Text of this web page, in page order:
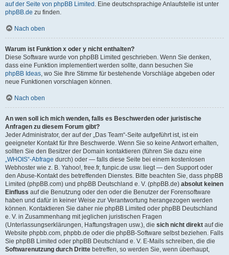
auf der Seite von phpBB Limited . Eine deutschsprachige Anlaufstelle ist unter
phpBB.de zu finden.
Nach oben
Warum ist Funktion x oder y nicht enthalten?
Diese Software wurde von phpBB Limited geschrieben. Wenn Sie denken,
dass eine Funktion implementiert werden sollte, dann besuchen Sie
phpBB Ideas, wo Sie Ihre Stimme für bestehende Vorschläge abgeben oder
neue Funktionen vorschlagen können.
Nach oben
An wen soll ich mich wenden, falls es Beschwerden oder juristische
Anfragen zu diesem Forum gibt?
Jeder Administrator, der auf der „Das Team“-Seite aufgeführt ist, ist ein
geeigneter Kontakt für Ihre Beschwerde. Wenn Sie so keine Antwort erhalten,
sollten Sie den Besitzer der Domain kontaktieren (führen Sie dazu eine
„WHOIS“-Abfrage durch) oder — falls diese Seite bei einem kostenlosen
Webhoster wie z. B. Yahoo!, free.fr, funpic.de usw. liegt — den Support oder
den Abuse-Kontakt des betreffenden Dienstes. Bitte beachten Sie, dass phpBB
Limited (phpBB.com) und phpBB Deutschland e. V. (phpBB.de) absolut keinen
Einfluss auf die Benutzung oder den oder die Benutzer der Forensoftware
haben und dafür in keiner Weise zur Verantwortung herangezogen werden
können. Kontaktieren Sie daher nie phpBB Limited oder phpBB Deutschland
e. V. in Zusammenhang mit jeglichen juristischen Fragen
(Unterlassungserklärungen, Haftungsfragen usw.), die sich nicht direkt auf die
Website phpbb.com, phpbb.de oder die phpBB-Software selbst beziehen. Falls
Sie phpBB Limited oder phpBB Deutschland e. V. E-Mails schreiben, die die
Softwarenutzung durch Dritte betreffen, so werden Sie, wenn überhaupt,